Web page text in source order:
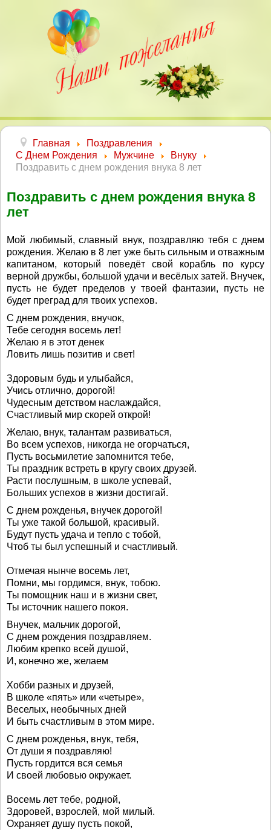
Главная
Поздравления
С Днем Рождения
Мужчине
Внуку
Поздравить с днем рождения внука 8 лет
Поздравить с днем рождения внука 8
лет
Мой любимый, славный внук, поздравляю тебя с днем
рождения. Желаю в 8 лет уже быть сильным и отважным
капитаном, который поведёт свой корабль по курсу
верной дружбы, большой удачи и весёлых затей. Внучек,
пусть не будет пределов у твоей фантазии, пусть не
будет преград для твоих успехов.
С днем рождения, внучок,
Тебе сегодня восемь лет!
Желаю я в этот денек
Ловить лишь позитив и свет!
Здоровым будь и улыбайся,
Учись отлично, дорогой!
Чудесным детством наслаждайся,
Счастливый мир скорей открой!
Желаю, внук, талантам развиваться,
Во всем успехов, никогда не огорчаться,
Пусть восьмилетие запомнится тебе,
Ты праздник встреть в кругу своих друзей.
Расти послушным, в школе успевай,
Больших успехов в жизни достигай.
С днем рожденья, внучек дорогой!
Ты уже такой большой, красивый.
Будут пусть удача и тепло с тобой,
Чтоб ты был успешный и счастливый.
Отмечая нынче восемь лет,
Помни, мы гордимся, внук, тобою.
Ты помощник наш и в жизни свет,
Ты источник нашего покоя.
Внучек, мальчик дорогой,
С днем рождения поздравляем.
Любим крепко всей душой,
И, конечно же, желаем
Хобби разных и друзей,
В школе «пять» или «четыре»,
Веселых, необычных дней
И быть счастливым в этом мире.
С днем рожденья, внук, тебя,
От души я поздравляю!
Пусть гордится вся семья
И своей любовью окружает.
Восемь лет тебе, родной,
Здоровей, взрослей, мой милый.
Охраняет душу пусть покой,